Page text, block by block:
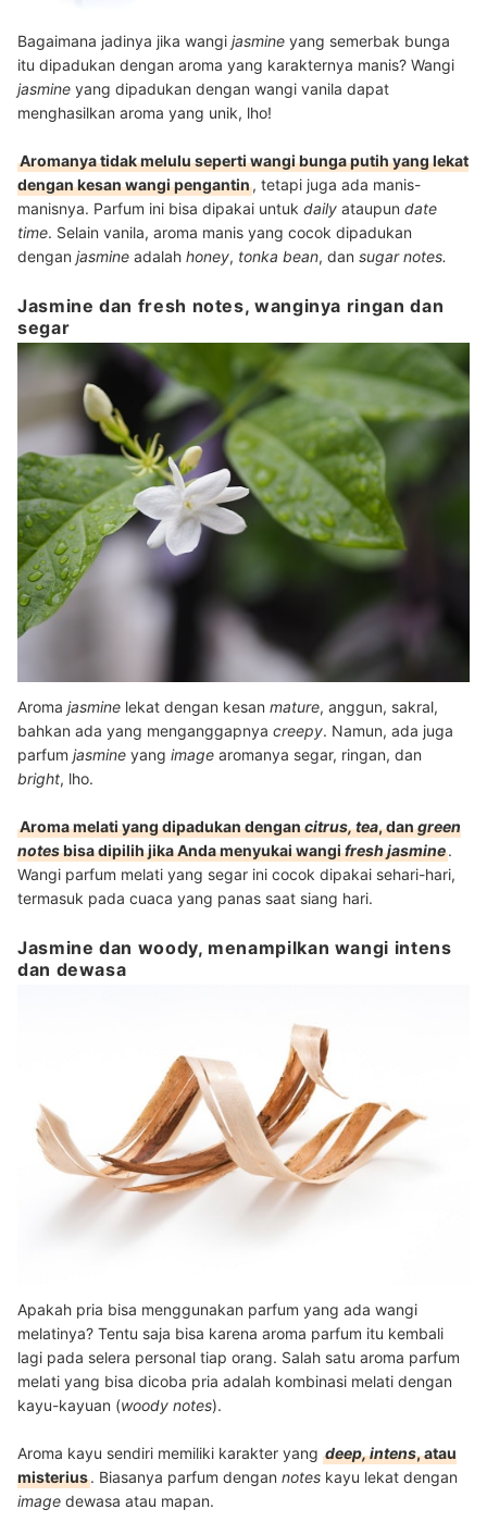
Bagaimana jadinya jika wangi jasmine yang semerbak bunga
itu dipadukan dengan aroma yang karakternya manis? Wangi
jasmine yang dipadukan dengan wangi vanila dapat
menghasilkan aroma yang unik, lho!
Aromanya tidak melulu seperti wangi bunga putih yang lekat
dengan kesan wangi pengantin, tetapi juga ada manis-
manisnya. Parfum ini bisa dipakai untuk daily ataupun date
time. Selain vanila, aroma manis yang cocok dipadukan
dengan jasmine adalah honey, tonka bean, dan sugar notes.
Jasmine dan fresh notes, wanginya ringan dan
segar
Aroma jasmine lekat dengan kesan mature, anggun, sakral,
bahkan ada yang menganggapnya creepy. Namun, ada juga
parfum jasmine yang image aromanya segar, ringan, dan
bright, lho.
Aroma melati yang dipadukan dengancitrus, tea, dangreen
notesbisa dipilih jika Anda menyukai wangifresh jasmine.
Wangi parfum melati yang segar ini cocok dipakai sehari-hari,
termasuk pada cuaca yang panas saat siang hari.
Jasmine dan woody, menampilkan wangi intens
dan dewasa
Apakah pria bisa menggunakan parfum yang ada wangi
melatinya? Tentu saja bisa karena aroma parfum itu kembali
lagi pada selera personal tiap orang. Salah satu aroma parfum
melati yang bisa dicoba pria adalah kombinasi melati dengan
kayu-kayuan (woody notes).
Aroma kayu sendiri memiliki karakter yang deep, intens, atau
misterius. Biasanya parfum dengan notes kayu lekat dengan
image dewasa atau mapan.